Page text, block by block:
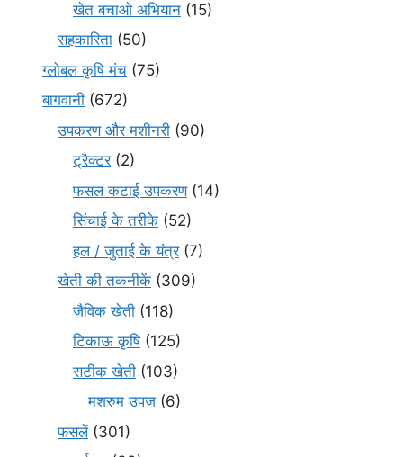
खेत बचाओ अभियान (15)
सहकारिता (50)
ग्लोबल कृषि मंच (75)
बागवानी (672)
उपकरण और मशीनरी (90)
ट्रैक्टर(2)
फसल कटाई उपकरण(14)
सिंचाई के तरीके (52)
हल / जुताई के यंत्र(7)
खेती की तकनीकें (309)
जैविक खेती (118)
टिकाऊ कृषि(125)
सटीक खेती (103)
मशरुम उपज (6)
फसलें(301)